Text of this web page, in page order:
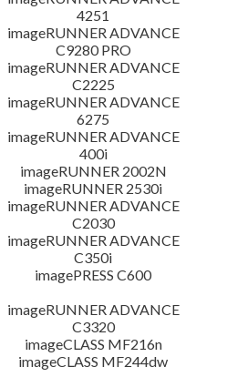
4251
imageRUNNER ADVANCE
C9280 PRO
imageRUNNER ADVANCE
C2225
imageRUNNER ADVANCE
6275
imageRUNNER ADVANCE
400i
imageRUNNER 2002N
imageRUNNER 2530i
imageRUNNER ADVANCE
C2030
imageRUNNER ADVANCE
C350i
imagePRESS C600
imageRUNNER ADVANCE
C3320
imageCLASS MF216n
imageCLASS MF244dw